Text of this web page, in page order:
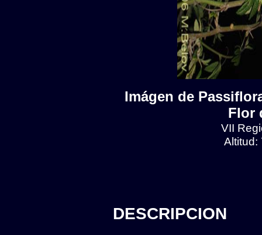
Imágen de
Flor
VII
Altitud:
DESCRIPCION